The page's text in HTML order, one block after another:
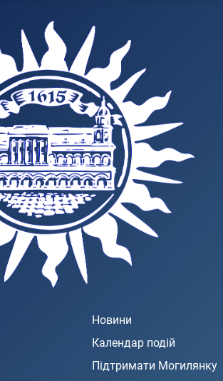
Новини
Календар подій
Підтримати Могилянку